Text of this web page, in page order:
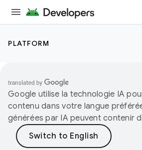
PLATFORM
Google utilise la technologie IA
contenu dans votre langue
générées par IA peuvent contenir